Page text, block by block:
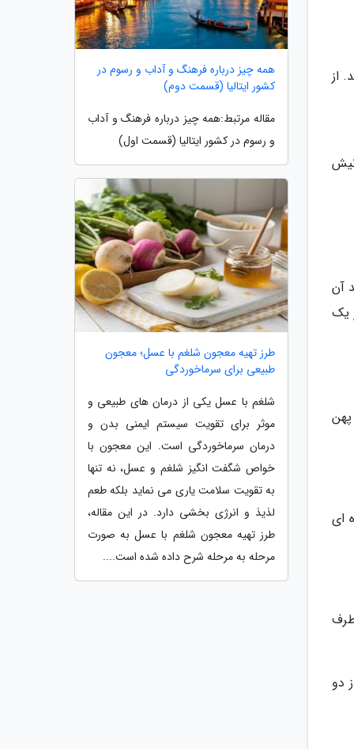
از
آن
یک
پهن
ای
دو
همه چیز درباره فرهنگ و آداب و رسوم در
کشور ایتالیا (قسمت دوم)
مقاله مرتبط:همه چیز درباره فرهنگ و آداب
و رسوم در کشور ایتالیا (قسمت اول)
طرز تهیه معجون شلغم با عسل؛ معجون
طبیعی برای سرماخوردگی
شلغم با عسل یکی از درمان های طبیعی و
موثر برای تقویت سیستم ایمنی بدن و
درمان سرماخوردگی است. این معجون با
خواص شگفت انگیز شلغم و عسل، نه تنها
به تقویت سلامت یاری می نماید بلکه طعم
لذیذ و انرژی بخشی دارد. در این مقاله،
طرز تهیه معجون شلغم با عسل به صورت
مرحله به مرحله شرح داده شده است....